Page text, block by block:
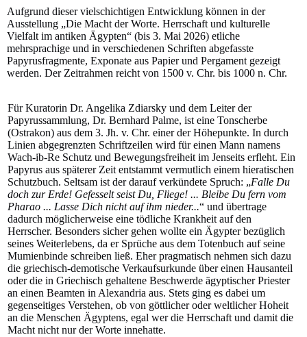
Aufgrund dieser vielschichtigen Entwicklung können in der
Ausstellung „Die Macht der Worte. Herrschaft und kulturelle
Vielfalt im antiken Ägypten“ (bis 3. Mai 2026) etliche
mehrsprachige und in verschiedenen Schriften abgefasste
Papyrusfragmente, Exponate aus Papier und Pergament gezeigt
werden. Der Zeitrahmen reicht von 1500 v. Chr. bis 1000 n. Chr.
Für Kuratorin Dr. Angelika Zdiarsky und dem Leiter der
Papyrussammlung, Dr. Bernhard Palme, ist eine Tonscherbe
(Ostrakon) aus dem 3. Jh. v. Chr. einer der Höhepunkte. In durch
Linien abgegrenzten Schriftzeilen wird für einen Mann namens
Wach-ib-Re Schutz und Bewegungsfreiheit im Jenseits erfleht. Ein
Papyrus aus späterer Zeit entstammt vermutlich einem hieratischen
Schutzbuch. Seltsam ist der darauf verkündete Spruch: „Falle Du
doch zur Erde! Gefesselt seist Du, Fliege! ... Bleibe Du fern vom
Pharao ... Lasse Dich nicht auf ihm nieder...“ und übertrage
dadurch möglicherweise eine tödliche Krankheit auf den
Herrscher. Besonders sicher gehen wollte ein Ägypter bezüglich
seines Weiterlebens, da er Sprüche aus dem Totenbuch auf seine
Mumienbinde schreiben ließ. Eher pragmatisch nehmen sich dazu
die griechisch-demotische Verkaufsurkunde über einen Hausanteil
oder die in Griechisch gehaltene Beschwerde ägyptischer Priester
an einen Beamten in Alexandria aus. Stets ging es dabei um
gegenseitiges Verstehen, ob von göttlicher oder weltlicher Hoheit
an die Menschen Ägyptens, egal wer die Herrschaft und damit die
Macht nicht nur der Worte innehatte.